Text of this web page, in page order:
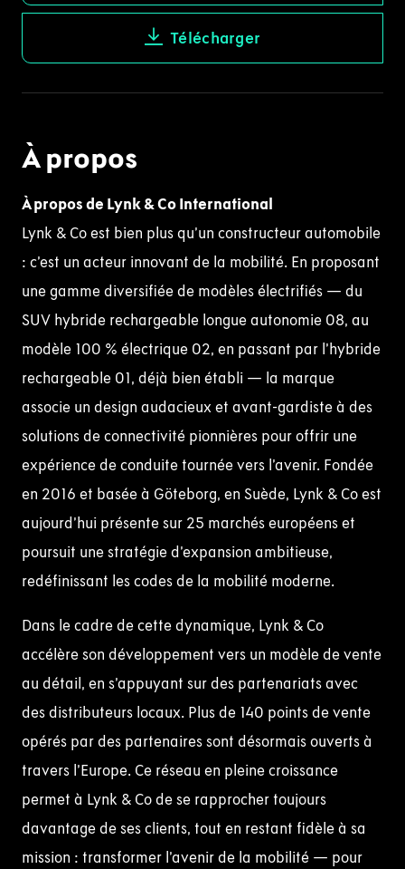
Télécharger
À propos
À propos de Lynk & Co International
Lynk & Co est bien plus qu’un constructeur automobile
: c’est un acteur innovant de la mobilité. En proposant
une gamme diversifiée de modèles électrifiés — du
SUV hybride rechargeable longue autonomie 08, au
modèle 100 % électrique 02, en passant par l’hybride
rechargeable 01, déjà bien établi — la marque
associe un design audacieux et avant-gardiste à des
solutions de connectivité pionnières pour offrir une
expérience de conduite tournée vers l’avenir. Fondée
en 2016 et basée à Göteborg, en Suède, Lynk & Co est
aujourd’hui présente sur 25 marchés européens et
poursuit une stratégie d’expansion ambitieuse,
redéfinissant les codes de la mobilité moderne.
Dans le cadre de cette dynamique, Lynk & Co
accélère son développement vers un modèle de vente
au détail, en s’appuyant sur des partenariats avec
des distributeurs locaux. Plus de 140 points de vente
opérés par des partenaires sont désormais ouverts à
travers l’Europe. Ce réseau en pleine croissance
permet à Lynk & Co de se rapprocher toujours
davantage de ses clients, tout en restant fidèle à sa
mission : transformer l’avenir de la mobilité — pour